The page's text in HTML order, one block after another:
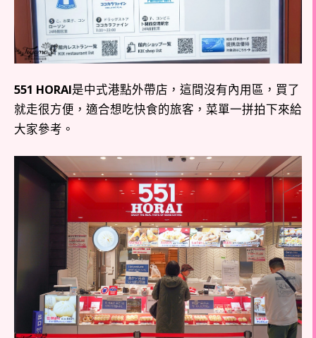
551 HORAI是中式港點外帶店，這間沒有內用區，買了
就走很方便，適合想吃快食的旅客，菜單一拼拍下來給
大家參考。